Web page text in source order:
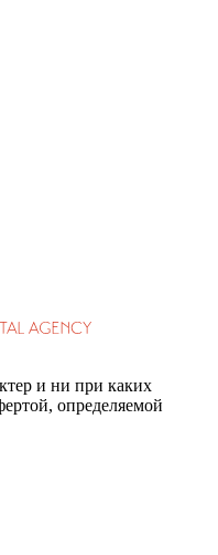
и ни при каких
определяемой